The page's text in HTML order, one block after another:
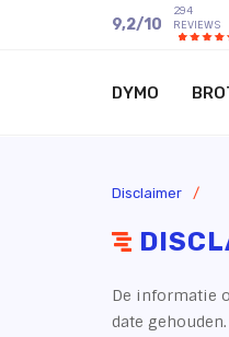
9,2/10
294
REVIEWS
DYMO
Disclaimer /
De informatie
date